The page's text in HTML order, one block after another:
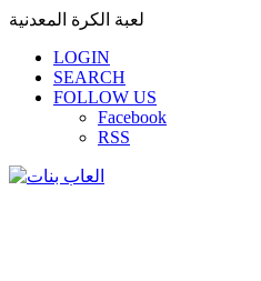
لعبة الكرة المعدنية
LOGIN
SEARCH
FOLLOW US
Facebook
RSS